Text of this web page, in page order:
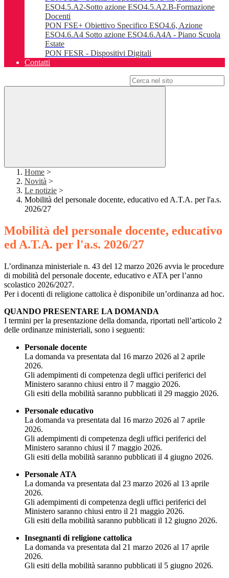
ESO4.5.A2-Sotto azione ESO4.5.A2.B-Formazione
Docenti
PON FSE+ Obiettivo Specifico ESO4.6, Azione
ESO4.6.A4 Sotto azione ESO4.6.A4A - Piano Scuola
Estate
PON FESR - Dispositivi Digitali
Contatti
Home >
Novità >
Le notizie >
Mobilità del personale docente, educativo ed A.T.A. per l'a.s.
2026/27
Mobilità del personale docente, educativo
ed A.T.A. per l'a.s. 2026/27
L’ordinanza ministeriale n. 43 del 12 marzo 2026 avvia le procedure
di mobilità del personale docente, educativo e ATA per l’anno
scolastico 2026/2027.
Per i docenti di religione cattolica è disponibile un’ordinanza ad hoc.
QUANDO PRESENTARE LA DOMANDA
I termini per la presentazione della domanda, riportati nell’articolo 2
delle ordinanze ministeriali, sono i seguenti:
Personale docente
La domanda va presentata dal 16 marzo 2026 al 2 aprile
2026.
Gli adempimenti di competenza degli uffici periferici del
Ministero saranno chiusi entro il 7 maggio 2026.
Gli esiti della mobilità saranno pubblicati il 29 maggio 2026.
Personale educativo
La domanda va presentata dal 16 marzo 2026 al 7 aprile
2026.
Gli adempimenti di competenza degli uffici periferici del
Ministero saranno chiusi il 7 maggio 2026.
Gli esiti della mobilità saranno pubblicati il 4 giugno 2026.
Personale ATA
La domanda va presentata dal 23 marzo 2026 al 13 aprile
2026.
Gli adempimenti di competenza degli uffici periferici del
Ministero saranno chiusi entro il 21 maggio 2026.
Gli esiti della mobilità saranno pubblicati il 12 giugno 2026.
Insegnanti di religione cattolica
La domanda va presentata dal 21 marzo 2026 al 17 aprile
2026.
Gli esiti della mobilità saranno pubblicati il 5 giugno 2026.